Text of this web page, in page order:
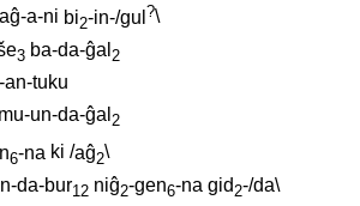
a-ni bi2-in-/gul ?\
3 ba-da-ĝal 2
an-tuku
mu-un-da-ĝal 2
6-na ki /aĝ2\
da-bur12 niĝ2-gen6-na gid2-/da\